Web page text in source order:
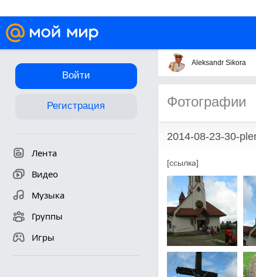
Войти
Регистрация
Лента
Видео
Музыка
Группы
Игры
Aleksandr Sikora
Фотографии
2014-08-23-30-
[ссылка]